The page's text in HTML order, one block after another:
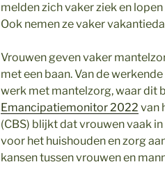
melden zich vaker ziek en
Ook nemen ze vaker
Vrouwen geven vaker
met een baan. Van de
werk met mantelzorg, waar dit
Emancipatiemonitor 2022 van
(CBS) blijkt dat vrouwen vaak
voor het huishouden en zorg
kansen tussen vrouwen en